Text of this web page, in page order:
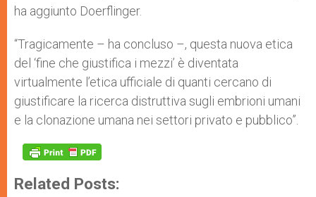
ha aggiunto Doerflinger.
“Tragicamente – ha concluso –, questa nuova etica
del ‘fine che giustifica i mezzi’ è diventata
virtualmente l’etica ufficiale di quanti cercano di
giustificare la ricerca distruttiva sugli embrioni umani
e la clonazione umana nei settori privato e pubblico”.
Related Posts: